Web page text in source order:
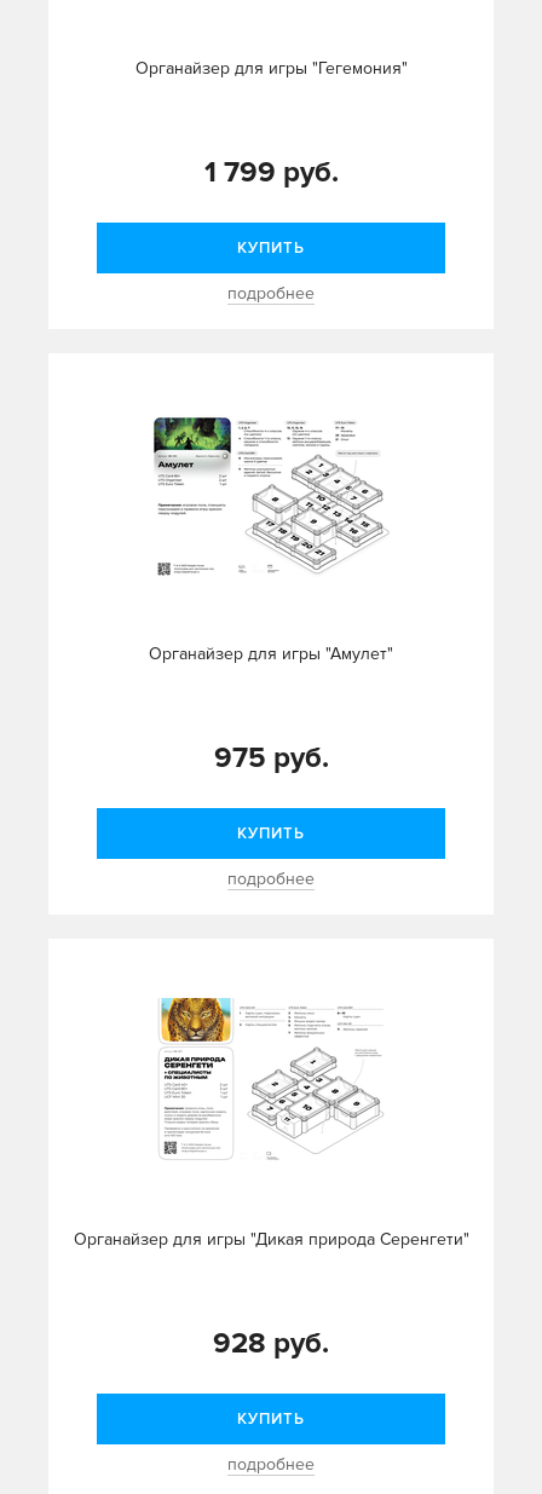
Органайзер для игры "Гегемония"
1 799 руб.
КУПИТЬ
подробнее
Органайзер для игры "Амулет"
975 руб.
КУПИТЬ
подробнее
Органайзер для игры "Дикая природа Серенгети"
928 руб.
КУПИТЬ
подробнее